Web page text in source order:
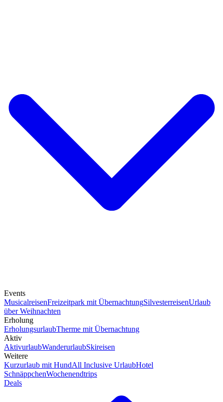
Events
MusicalreisenFreizeitpark mit ÜbernachtungSilvesterreisenUrlaub
über Weihnachten
Erholung
ErholungsurlaubTherme mit Übernachtung
Aktiv
AktivurlaubWanderurlaubSkireisen
Weitere
Kurzurlaub mit HundAll Inclusive UrlaubHotel
SchnäppchenWochenendtrips
Deals